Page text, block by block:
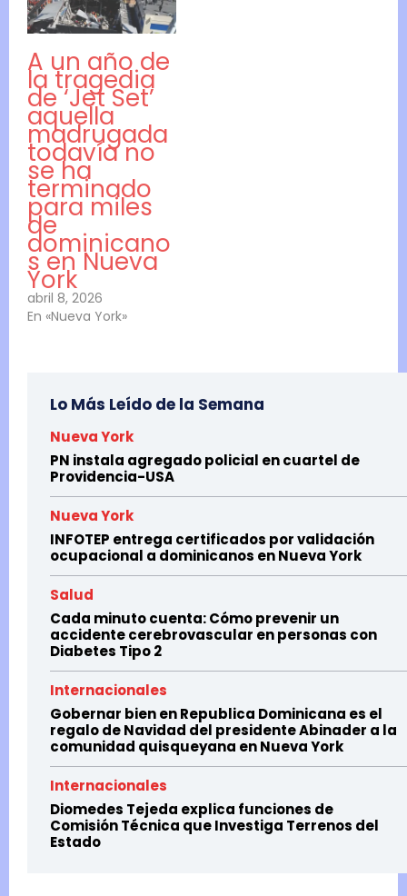
A un año de
la tragedia
de ‘Jet Set’
aquella
madrugada
todavía no
se ha
terminado
para miles
de
dominicano
s en Nueva
York
abril 8, 2026
En «Nueva York»
Lo Más Leído de la Semana
Nueva York
PN instala agregado policial en cuartel de
Providencia-USA
Nueva York
INFOTEP entrega certificados por validación
ocupacional a dominicanos en Nueva York
Salud
Cada minuto cuenta: Cómo prevenir un
accidente cerebrovascular en personas con
Diabetes Tipo 2
Internacionales
Gobernar bien en Republica Dominicana es el
regalo de Navidad del presidente Abinader a la
comunidad quisqueyana en Nueva York
Internacionales
Diomedes Tejeda explica funciones de
Comisión Técnica que Investiga Terrenos del
Estado